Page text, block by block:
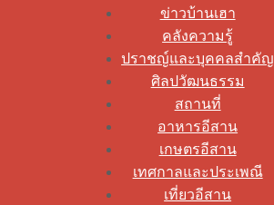
ข่าวบ้านเฮา
คลังความรู้
ปราชญ์และบุคคลสำคัญ
ศิลปวัฒนธรรม
สถานที่
อาหารอีสาน
เกษตรอีสาน
เทศกาลและประเพณี
เที่ยวอีสาน